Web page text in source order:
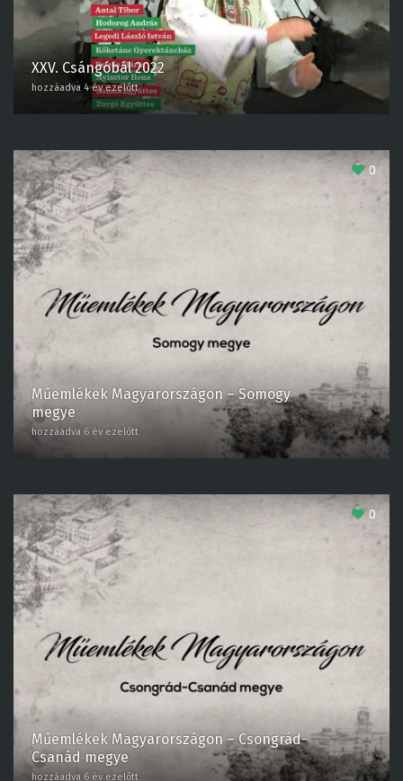
XXV. Csángóbál 2022
hozzáadva 4 év ezelőtt
0
Műemlékek Magyarországon – Somogy
megye
hozzáadva 6 év ezelőtt
0
Műemlékek Magyarországon – Csongrád-
Csanád megye
hozzáadva 6 év ezelőtt